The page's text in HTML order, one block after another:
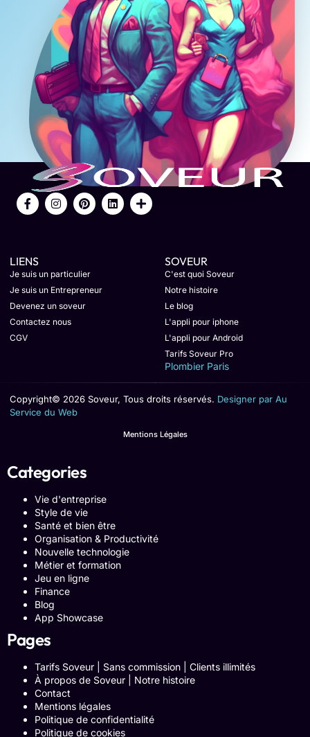
LIENS
Je suis un particulier
Je suis un Entrepreneur
Devenez un soveur
Contactez nous
CGV
SOVEUR
C'est quoi Soveur
Notre histoire
Le blog
L'appli pour iphone
L'appli pour Android
Tarifs Soveur Pro
Plombier Paris
Copyright© 2026 Soveur, Tous droits réservés. Designer par Au
Service du Web
Mentions Légales
Categories
Vie d'entreprise
Style de vie
Santé et bien être
Organisation & Productivité
Nouvelle technologie
Métier et formation
Jeu en ligne
Finance
Blog
App Showcase
Pages
Tarifs Soveur | Sans commission | Clients illimités
À propos de Soveur | Notre histoire
Contact
Mentions légales
Politique de confidentialité
Politique de cookies